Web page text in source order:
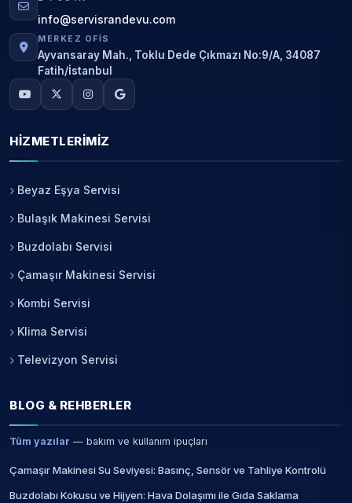
info@servisrandevu.com
MERKEZ OFIS
Ayvansaray Mah., Toklu Dede Çıkmazı No:9/A, 34087
Fatih/İstanbul
HIZMETLERIMIZ
Beyaz Eşya Servisi
Bulaşık Makinesi Servisi
Buzdolabı Servisi
Çamaşır Makinesi Servisi
Kombi Servisi
Klima Servisi
Televizyon Servisi
BLOG & REHBERLER
Tüm yazılar — bakım ve kullanım ipuçları
Çamaşır Makinesi Su Seviyesi: Basınç, Sensör ve Tahliye Kontrolü
Buzdolabı Kokusu ve Hijyen: Hava Dolaşımı ile Gıda Saklama